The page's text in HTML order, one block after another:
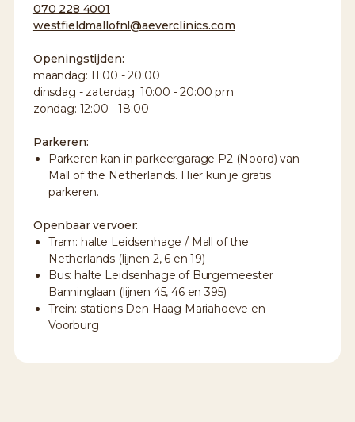
070 228 4001
westfieldmallofnl@aeverclinics.com
Openingstijden:
maandag: 11:00 - 20:00
dinsdag - zaterdag: 10:00 - 20:00 pm
zondag: 12:00 - 18:00
Parkeren:
Parkeren kan in parkeergarage P2 (Noord) van
Mall of the Netherlands. Hier kun je gratis
parkeren.
Openbaar vervoer:
Tram: halte Leidsenhage / Mall of the
Netherlands (lijnen 2, 6 en 19)
Bus: halte Leidsenhage of Burgemeester
Banninglaan (lijnen 45, 46 en 395)
Trein: stations Den Haag Mariahoeve en
Voorburg